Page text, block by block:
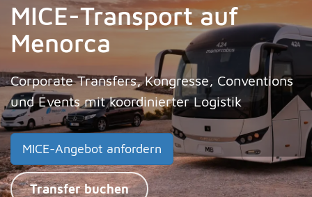
MICE-Transport auf
Menorca
Corporate Transfers, Kongresse, Conventions
und Events mit koordinierter Logistik
MICE-Angebot anfordern
Transfer buchen